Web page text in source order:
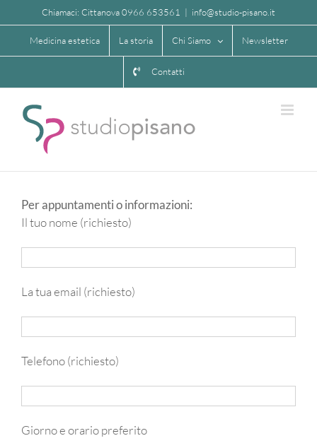
al
contenuto
Chiamaci: Cittanova 0966 653561 | info@studio-pisano.it
Medicina estetica La storia Chi Siamo Newsletter
Contatti
Per appuntamenti o informazioni:
Il tuo nome (richiesto)
La tua email (richiesto)
Telefono (richiesto)
Giorno e orario preferito